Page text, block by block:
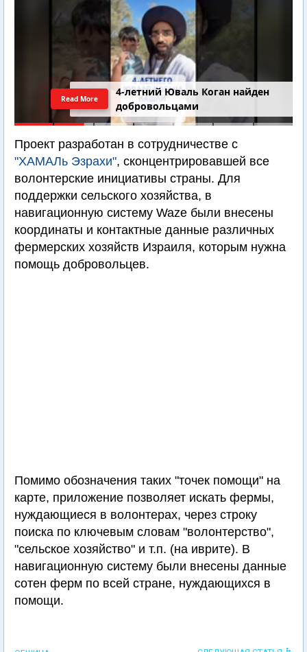
4-летний Юваль Коган найден
добровольцами
Read More
Проект разработан в сотрудничестве с
"ХАМАЛь Эзрахи", сконцентрировавшей все
волонтерские инициативы страны. Для
поддержки сельского хозяйства, в
навигационную систему Waze были внесены
координаты и контактные данные различных
фермерских хозяйств Израиля, которым нужна
помощь добровольцев.
Помимо обозначения таких "точек помощи" на
карте, приложение позволяет искать фермы,
нуждающиеся в волонтерах, через строку
поиска по ключевым словам "волонтерство",
"сельское хозяйство" и т.п. (на иврите). В
навигационную систему были внесены данные
сотен ферм по всей стране, нуждающихся в
помощи.